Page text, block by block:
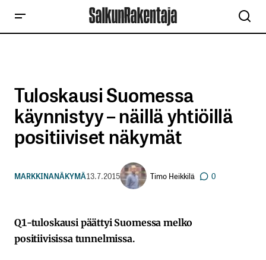
Tuloskausi Suomessa
käynnistyy – näillä yhtiöillä
positiiviset näkymät
MARKKINANÄKYMÄ13.7.2015 Timo Heikkilä 0
Q1-tuloskausi päättyi Suomessa melko
positiivisissa tunnelmissa.